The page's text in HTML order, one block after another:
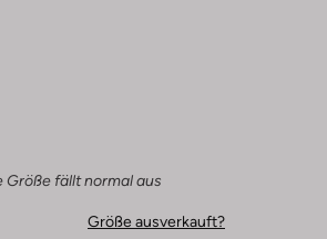
Größe fällt normal aus
Größe ausverkauft?